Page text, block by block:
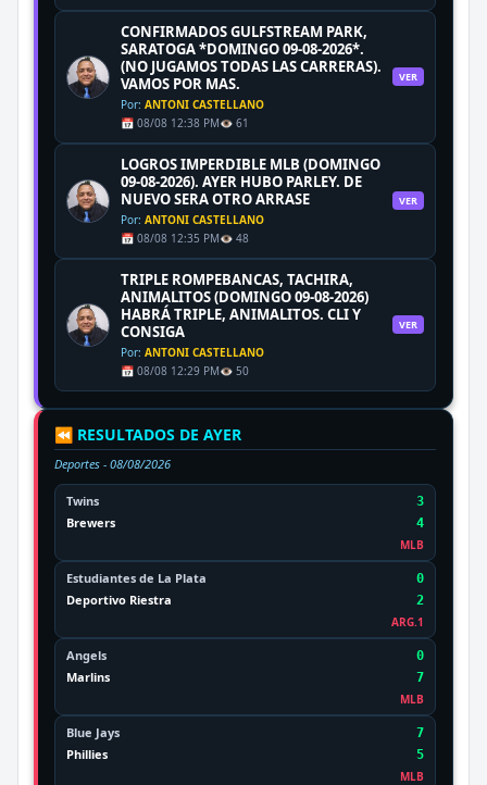
CONFIRMADOS GULFSTREAM PARK,
SARATOGA *DOMINGO 09-08-2026*.
(NO JUGAMOS TODAS LAS CARRERAS).
VAMOS POR MAS.
Por: ANTONI CASTELLANO
📅 08/08 12:38 PM👁️ 61
VER
LOGROS IMPERDIBLE MLB (DOMINGO
09-08-2026). AYER HUBO PARLEY. DE
NUEVO SERA OTRO ARRASE
Por: ANTONI CASTELLANO
📅 08/08 12:35 PM👁️ 48
VER
TRIPLE ROMPEBANCAS, TACHIRA,
ANIMALITOS (DOMINGO 09-08-2026)
HABRÁ TRIPLE, ANIMALITOS. CLI Y
CONSIGA
Por: ANTONI CASTELLANO
📅 08/08 12:29 PM👁️ 50
VER
⏪ RESULTADOS DE AYER
Deportes - 08/08/2026
Twins 3
Brewers
4
MLB
Estudiantes de La Plata 0
Deportivo Riestra
2
ARG.1
Angels 0
Marlins
7
MLB
Blue Jays 7
Phillies
5
MLB